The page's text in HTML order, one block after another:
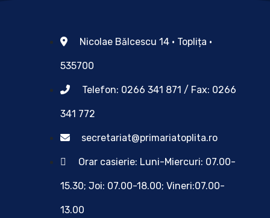
Nicolae Bălcescu 14 • Toplița •
535700
Telefon: 0266 341 871 / Fax: 0266
341 772
secretariat@primariatoplita.ro
Orar casierie: Luni-Miercuri: 07.00-
15.30; Joi: 07.00-18.00; Vineri:07.00-
13.00